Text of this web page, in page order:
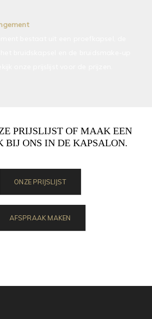
PRIJSLIJST OF MAAK EEN
BIJ ONS IN DE KAPSALON.
ONZE PRIJSLIJST
AFSPRAAK MAKEN